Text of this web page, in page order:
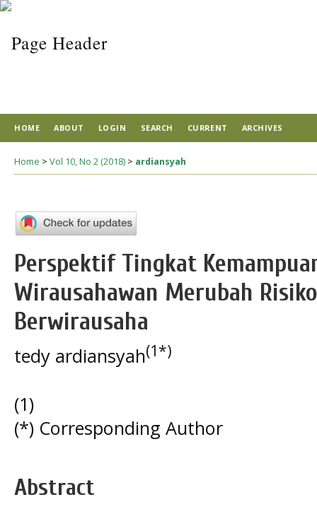
HOME ABOUT LOGIN SEARCH CURRENT ARCHIVES
Home > Vol 10, No 2 (2018) > ardiansyah
Perspektif Tingkat
Wirausahawan Merubah
Berwirausaha
tedy ardiansyah(1*)
(1)
(*) Corresponding Author
Abstract